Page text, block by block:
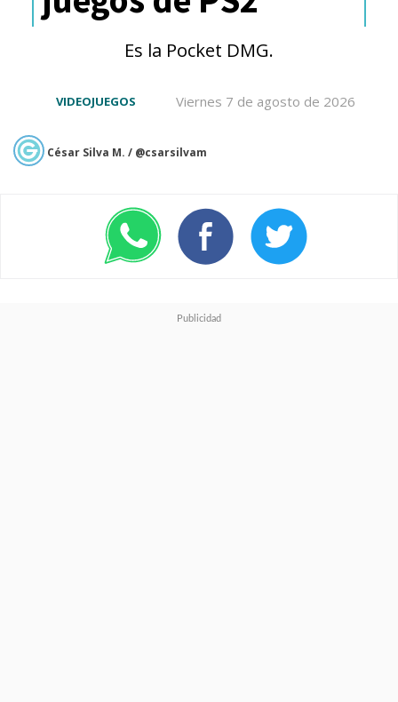
"explícitamente para hacer
Well, that escalated
There’s been a wave of
Vanguard “bricking” their
Es la Pocket DMG.
Viernes 7 de agosto de 2026
VIDEOJUEGOS
César Silva M. / @csarsilvam